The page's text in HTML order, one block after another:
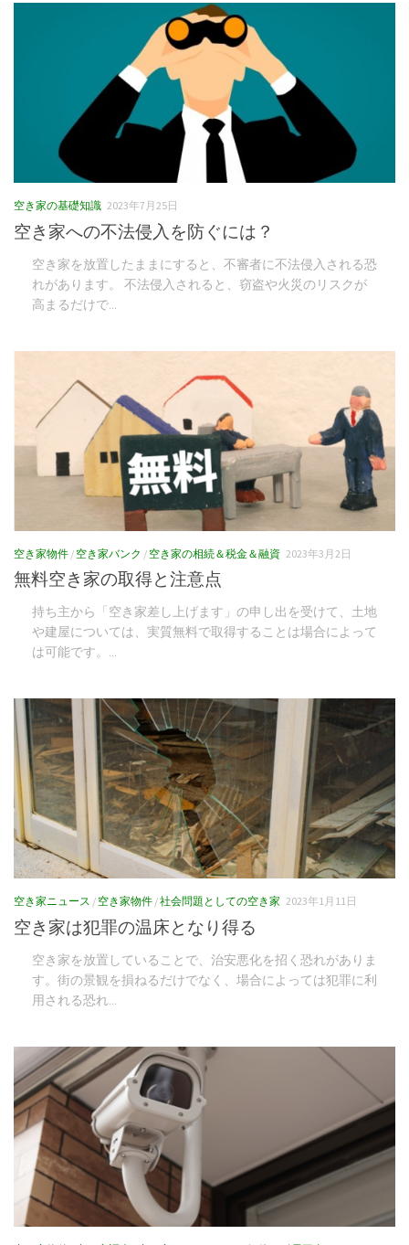
空き家の基礎知識 2023年7月25日
空き家への不法侵入を防ぐには？
空き家を放置したままにすると、不審者に不法侵入される恐
れがあります。 不法侵入されると、窃盗や火災のリスクが
高まるだけで...
空き家物件 / 空き家バンク / 空き家の相続＆税金＆融資 2023年3月2日
無料空き家の取得と注意点
持ち主から「空き家差し上げます」の申し出を受けて、土地
や建屋については、実質無料で取得することは場合によって
は可能です。...
空き家ニュース / 空き家物件 /社会問題としての空き家 2023年1月11日
空き家は犯罪の温床となり得る
空き家を放置していることで、治安悪化を招く恐れがありま
す。街の景観を損ねるだけでなく、場合によっては犯罪に利
用される恐れ...